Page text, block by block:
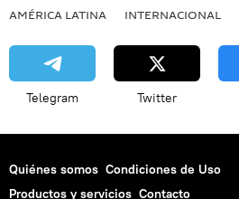
AMÉRICA LATINA INTERNACIONAL
Telegram Twitter
Quiénes somos Condiciones de Uso
Productos y servicios Contacto